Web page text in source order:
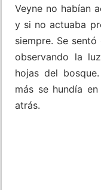
Veyne no habían
y si no actuaba
siempre. Se
observando la
hojas del
más se hundía
atrás.